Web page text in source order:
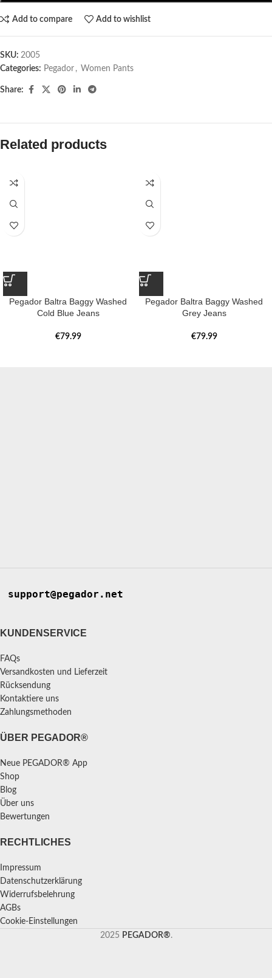
Add to compare Add to wishlist
SKU: 2005
Categories: Pegador​ , Women Pants
Share:
Related products
Pegador Baltra Baggy Washed
Cold Blue Jeans
€79.99
Pegador Baltra Baggy Washed
Grey Jeans
€79.99
support@pegador.net
KUNDENSERVICE
FAQs
Versandkosten und Lieferzeit
Rücksendung
Kontaktiere uns
Zahlungsmethoden
ÜBER PEGADOR®
Neue PEGADOR® App
Shop
Blog
Über uns
Bewertungen
RECHTLICHES
Impressum
Datenschutzerklärung
Widerrufsbelehrung
AGBs
Cookie-Einstellungen
2025 PEGADOR®.